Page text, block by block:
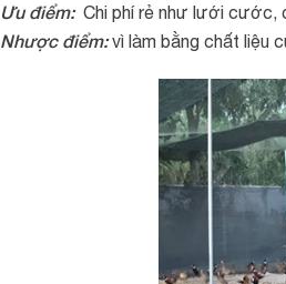
Ưu điểm:Chi phí rẻ như lưới cước,
Nhược điểm:vì làm bằng chất liệu